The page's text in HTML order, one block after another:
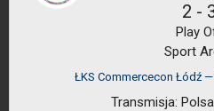
2 -
Play
Sport
ŁKS Commercecon Łódź
Transmisja: